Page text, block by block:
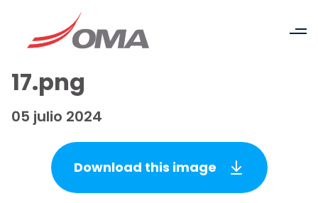
17.png
05 julio 2024
Download this image